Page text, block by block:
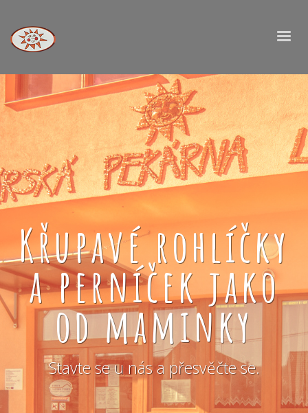
Křupavé rohlíčky
a perníček jako
od maminky
Stavte se u nás a přesvěčte se.